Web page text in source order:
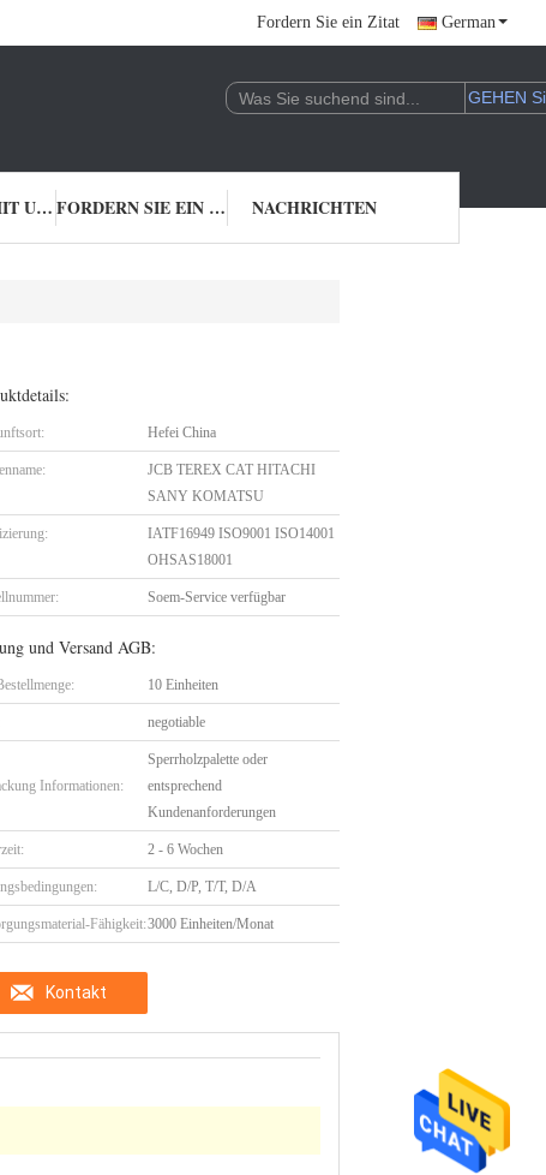
Fordern Sie ein Zitat German
TRETEN SIE MIT UNS IN VERBINDUNG FORDERN SIE EIN ZITAT NACHRICHTEN
Hefei China
JCB TEREX CAT HITACHI
SANY KOMATSU
IATF16949 ISO9001 ISO14001
OHSAS18001
Soem-Service verfügbar
und Versand AGB:
10 Einheiten
negotiable
Informationen:
Sperrholzpalette oder
entsprechend
Kundenanforderungen
2 - 6 Wochen
L/C, D/P, T/T, D/A
Fähigkeit:3000 Einheiten/Monat
Kontakt